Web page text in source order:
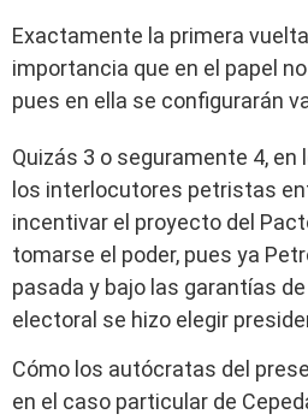
Exactamente la primera
importancia que en el papel
pues en ella se configurarán
Quizás 3 o seguramente 4, en
los interlocutores petristas
incentivar el proyecto del
tomarse el poder, pues ya
pasada y bajo las garantías
electoral se hizo elegir
Cómo los autócratas del
en el caso particular de